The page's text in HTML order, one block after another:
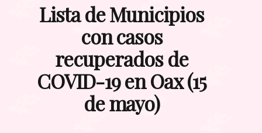
Lista de Municipios
con casos
recuperados de
COVID-19 en Oax (15
de mayo)